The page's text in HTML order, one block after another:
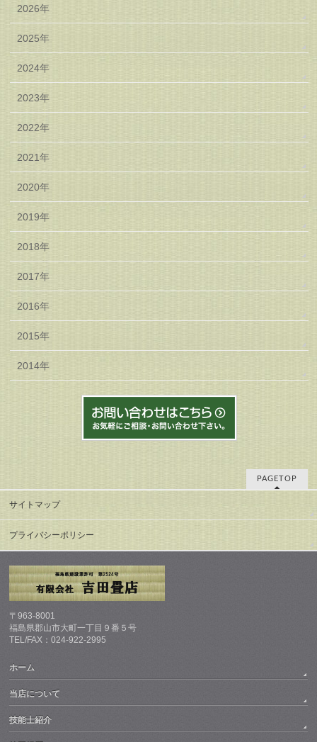
2026年
2025年
2024年
2023年
2022年
2021年
2020年
2019年
2018年
2017年
2016年
2015年
2014年
PAGETOP
サイトマップ
プライバシーポリシー
〒963-8001
福島県郡山市大町一丁目９番５号
TEL/FAX：024-922-2995
ホーム
当店について
技能士紹介